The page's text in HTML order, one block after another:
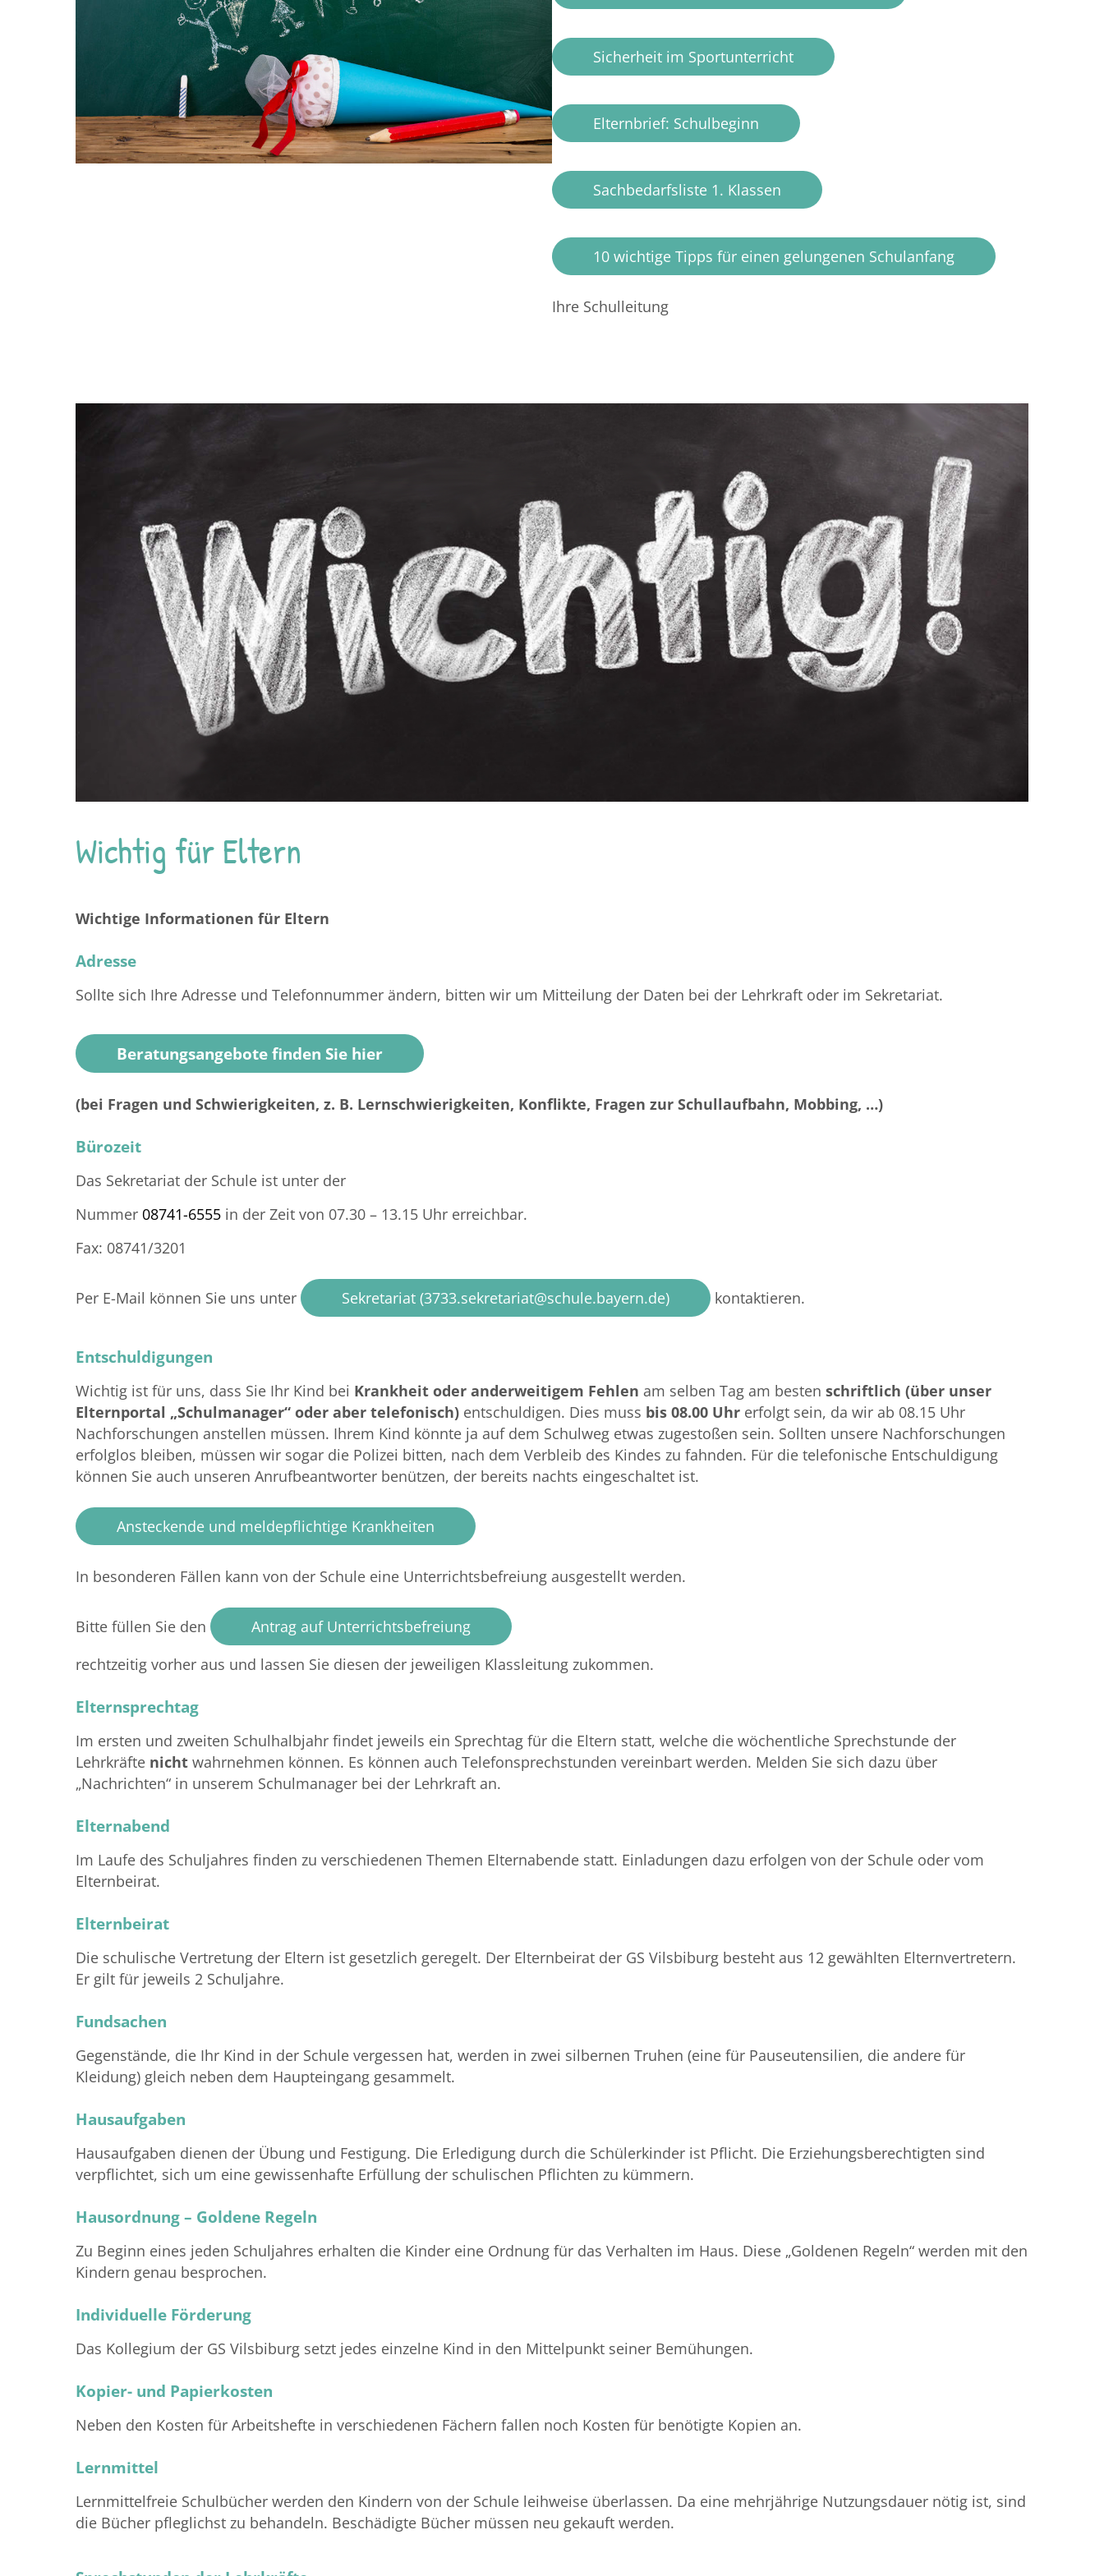
Sicherheit im Sportunterricht
Elternbrief: Schulbeginn
Sachbedarfsliste 1. Klassen
10 wichtige Tipps für einen gelungenen Schulanfang
Ihre Schulleitung
Wichtig für Eltern
Wichtige Informationen für Eltern
Adresse
Sollte sich Ihre Adresse und Telefonnummer ändern, bitten wir um Mitteilung der Daten bei der Lehrkraft oder im Sekretariat.
Beratungsangebote finden Sie hier
(bei Fragen und Schwierigkeiten, z. B. Lernschwierigkeiten, Konflikte, Fragen zur Schullaufbahn, Mobbing, …)
Bürozeit
Das Sekretariat der Schule ist unter der
Nummer 08741-6555 in der Zeit von 07.30 – 13.15 Uhr erreichbar.
Fax: 08741/3201
Per E-Mail können Sie uns unter Sekretariat (3733.sekretariat@schule.bayern.de) kontaktieren.
Entschuldigungen
Wichtig ist für uns, dass Sie Ihr Kind bei Krankheit oder anderweitigem Fehlen am selben Tag am bestenschriftlich (über unser
Elternportal „Schulmanager“ oder aber telefonisch) entschuldigen. Dies muss bis 08.00 Uhr erfolgt sein, da wir ab 08.15 Uhr
Nachforschungen anstellen müssen. Ihrem Kind könnte ja auf dem Schulweg etwas zugestoßen sein. Sollten unsere Nachforschungen
erfolglos bleiben, müssen wir sogar die Polizei bitten, nach dem Verbleib des Kindes zu fahnden. Für die telefonische Entschuldigung
können Sie auch unseren Anrufbeantworter benützen, der bereits nachts eingeschaltet ist.
Ansteckende und meldepflichtige Krankheiten
In besonderen Fällen kann von der Schule eine Unterrichtsbefreiung ausgestellt werden.
Bitte füllen Sie den
Antrag auf Unterrichtsbefreiung
rechtzeitig vorher aus und lassen Sie diesen der jeweiligen Klassleitung zukommen.
Elternsprechtag
Im ersten und zweiten Schulhalbjahr findet jeweils ein Sprechtag für die Eltern statt, welche die wöchentliche Sprechstunde der
Lehrkräfte nicht wahrnehmen können. Es können auch Telefonsprechstunden vereinbart werden. Melden Sie sich dazu über
„Nachrichten“ in unserem Schulmanager bei der Lehrkraft an.
Elternabend
Im Laufe des Schuljahres finden zu verschiedenen Themen Elternabende statt. Einladungen dazu erfolgen von der Schule oder vom
Elternbeirat.
Elternbeirat
Die schulische Vertretung der Eltern ist gesetzlich geregelt. Der Elternbeirat der GS Vilsbiburg besteht aus 12 gewählten Elternvertretern.
Er gilt für jeweils 2 Schuljahre.
Fundsachen
Gegenstände, die Ihr Kind in der Schule vergessen hat, werden in zwei silbernen Truhen (eine für Pauseutensilien, die andere für
Kleidung) gleich neben dem Haupteingang gesammelt.
Hausaufgaben
Hausaufgaben dienen der Übung und Festigung. Die Erledigung durch die Schülerkinder ist Pflicht. Die Erziehungsberechtigten sind
verpflichtet, sich um eine gewissenhafte Erfüllung der schulischen Pflichten zu kümmern.
Hausordnung – Goldene Regeln
Zu Beginn eines jeden Schuljahres erhalten die Kinder eine Ordnung für das Verhalten im Haus. Diese „Goldenen Regeln“ werden mit den
Kindern genau besprochen.
Individuelle Förderung
Das Kollegium der GS Vilsbiburg setzt jedes einzelne Kind in den Mittelpunkt seiner Bemühungen.
Kopier- und Papierkosten
Neben den Kosten für Arbeitshefte in verschiedenen Fächern fallen noch Kosten für benötigte Kopien an.
Lernmittel
Lernmittelfreie Schulbücher werden den Kindern von der Schule leihweise überlassen. Da eine mehrjährige Nutzungsdauer nötig ist, sind
die Bücher pfleglichst zu behandeln. Beschädigte Bücher müssen neu gekauft werden.